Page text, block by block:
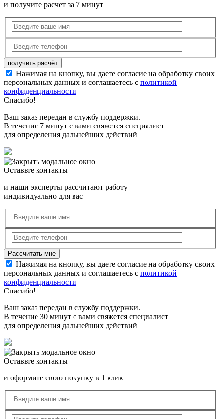
и получите расчет за 7 минут
Нажимая на кнопку, вы даете согласие на обработку своих
персональных данных и соглашаетесь с политикой
конфиденциальности
Спасибо!
Ваш заказ передан в службу поддержки.
В течение 7 минут с вами свяжется специалист
для определения дальнейших действий
Оставьте контакты
и наши эксперты рассчитают работу
индивидуально для вас
Нажимая на кнопку, вы даете согласие на обработку своих
персональных данных и соглашаетесь с политикой
конфиденциальности
Спасибо!
Ваш заказ передан в службу поддержки.
В течение 30 минут с вами свяжется специалист
для определения дальнейших действий
Оставьте контакты
и оформите свою покупку в 1 клик